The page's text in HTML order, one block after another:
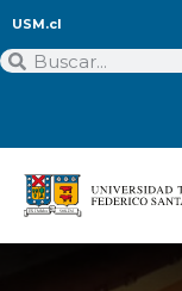
USM.cl